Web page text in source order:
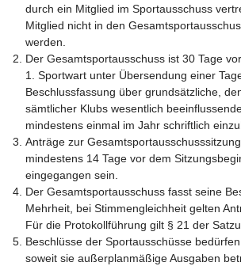
durch ein Mitglied im Sportausschuss
Mitglied nicht in den
werden.
Der Gesamtsportausschuss ist 30 Tage
1. Sportwart unter Übersendung einer
Beschlussfassung über grundsätzliche,
sämtlicher Klubs wesentlich
mindestens einmal im Jahr schriftlich
Anträge zur
mindestens 14 Tage vor dem
eingegangen sein.
Der Gesamtsportausschuss fasst seine
Mehrheit, bei Stimmengleichheit gelten
Für die Protokollführung gilt § 21 der
Beschlüsse der Sportausschüsse
soweit sie außerplanmäßige Ausgaben